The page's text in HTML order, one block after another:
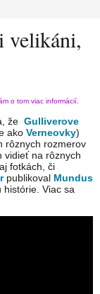
velikáni,
o tom viac informácií.
že Gulliverove
ako Verneovky)
rôznych rozmerov
vidieť na rôznych
fotkách, či
publikoval Mundus
histórie. Viac sa